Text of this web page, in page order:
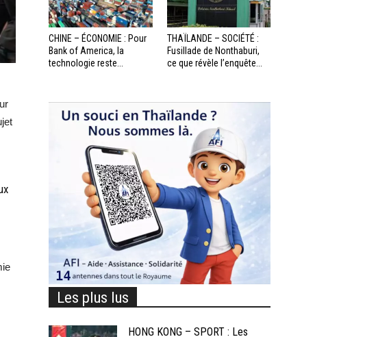
CHINE – ÉCONOMIE : Pour
Bank of America, la
technologie reste...
THAÏLANDE – SOCIÉTÉ :
Fusillade de Nonthaburi,
ce que révèle l’enquête...
Les plus lus
HONG KONG – SPORT : Les